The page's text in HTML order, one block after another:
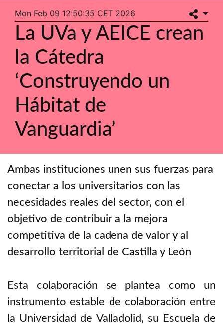
Mon Feb 09 12:50:35 CET 2026
La UVa y AEICE crean
la Cátedra
‘Construyendo un
Hábitat de
Vanguardia’
Ambas instituciones unen sus fuerzas para
conectar a los universitarios con las
necesidades reales del sector, con el
objetivo de contribuir a la mejora
competitiva de la cadena de valor y al
desarrollo territorial de Castilla y León
Esta colaboración se plantea como un
instrumento estable de colaboración entre
la Universidad de Valladolid, su Escuela de